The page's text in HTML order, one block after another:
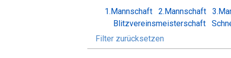
1.Mannschaft 2.Mannschaft
Blitzvereinsmeisterschaft
Filter zurücksetzen